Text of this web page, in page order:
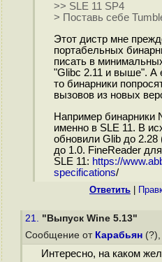
>> SLE 11 SP4
> Поставь себе
Этот дистр мне
портабельных
писать в
"Glibc 2.11 и выше". А
то бинарники
вызовов из новых
Например бинарники
именно в SLE 11. В
обновили Glib до 2.28
до 1.0. FineReader
SLE 11: https://
specifications/
Ответить
21. "Выпуск Wine 5.13"
Сообщение от Карабьян
Интересно, на каком